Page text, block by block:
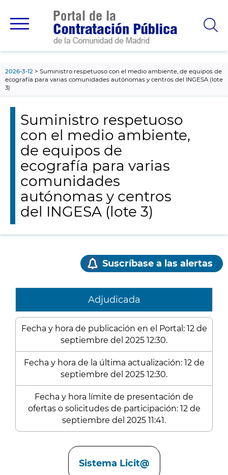
principal
2026-3-12
Suministro respetuoso con el medio ambiente, de equipos de
ecografía para varias comunidades autónomas y centros del INGESA (lote
3)
Suministro respetuoso
con el medio ambiente,
de equipos de
ecografía para varias
comunidades
autónomas y centros
del INGESA (lote 3)
Suscríbase a las alertas
Adjudicada
Fecha y hora de publicación en el Portal: 12 de
septiembre del 2025 12:30.
Fecha y hora de la última actualización: 12 de
septiembre del 2025 12:30.
Fecha y hora límite de presentación de
ofertas o solicitudes de participación: 12 de
septiembre del 2025 11:41.
Sistema Licit@